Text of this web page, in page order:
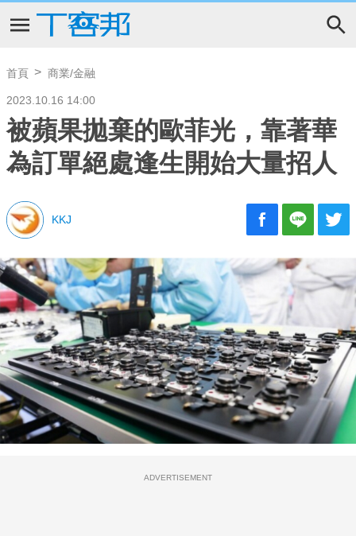
首頁 商業/金融
2023.10.16 14:00
被蘋果拋棄的歐菲光，靠著華
為訂單絕處逢生開始大量招人
KKJ
ADVERTISEMENT